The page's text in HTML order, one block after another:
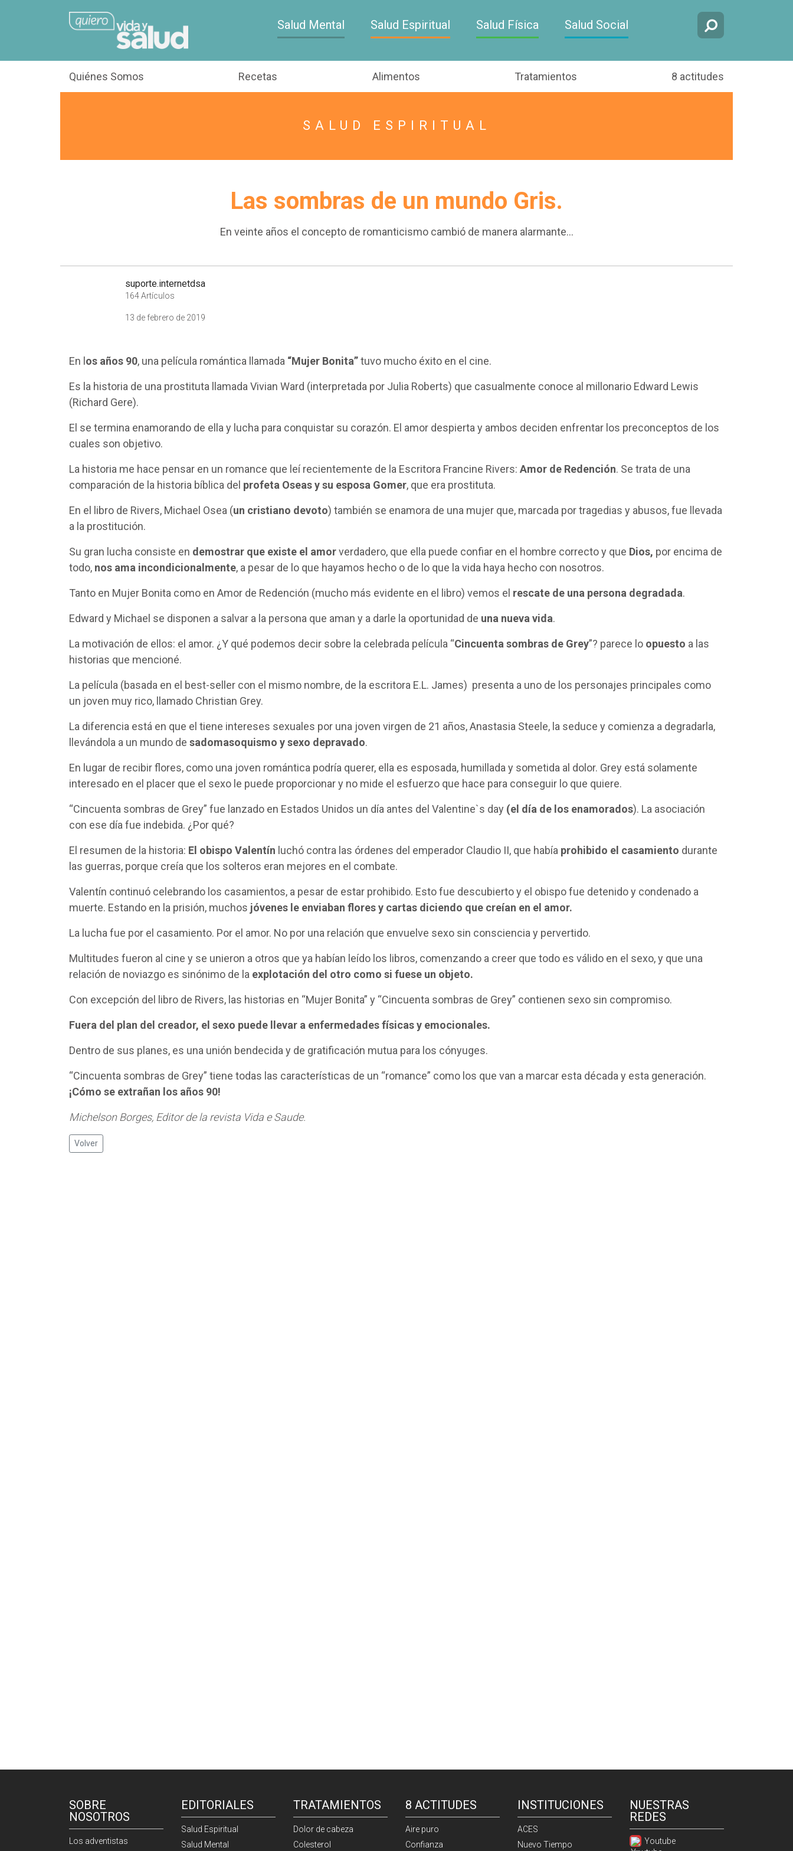
Salud Mental Salud Espiritual Salud Física Salud Social
Quiénes Somos Recetas Alimentos Tratamientos 8 actitudes
SALUD ESPIRITUAL
Las sombras de un mundo Gris.
En veinte años el concepto de romanticismo cambió de manera alarmante…
suporte.internetdsa
164 Artículos
13 de febrero de 2019
En los años 90, una película romántica llamada “Mujer Bonita”tuvo mucho éxito en el cine.
Es la historia de una prostituta llamada Vivian Ward (interpretada por Julia Roberts) que casualmente conoce al millonario Edward Lewis
(Richard Gere).
El se termina enamorando de ella y lucha para conquistar su corazón. El amor despierta y ambos deciden enfrentar los preconceptos de los
cuales son objetivo.
La historia me hace pensar en un romance que leí recientemente de la Escritora Francine Rivers: Amor de Redención. Se trata de una
comparación de la historia bíblica del profeta Oseas y su esposa Gomer, que era prostituta.
En el libro de Rivers, Michael Osea (un cristiano devoto) también se enamora de una mujer que, marcada por tragedias y abusos, fue llevada
a la prostitución.
Su gran lucha consiste en demostrar que existe el amorverdadero, que ella puede confiar en el hombre correcto y que Dios, por encima de
todo, nos ama incondicionalmente, a pesar de lo que hayamos hecho o de lo que la vida haya hecho con nosotros.
Tanto en Mujer Bonita como en Amor de Redención (mucho más evidente en el libro) vemos el rescate de una persona degradada.
Edward y Michael se disponen a salvar a la persona que aman y a darle la oportunidad de una nueva vida.
La motivación de ellos: el amor. ¿Y qué podemos decir sobre la celebrada película “Cincuenta sombras de Grey”? parece lo opuesto a las
historias que mencioné.
La película (basada en el best-seller con el mismo nombre, de la escritora E.L. James) presenta a uno de los personajes principales como
un joven muy rico, llamado Christian Grey.
La diferencia está en que el tiene intereses sexuales por una joven virgen de 21 años, Anastasia Steele, la seduce y comienza a degradarla,
llevándola a un mundo de sadomasoquismo y sexo depravado.
En lugar de recibir flores, como una joven romántica podría querer, ella es esposada, humillada y sometida al dolor. Grey está solamente
interesado en el placer que el sexo le puede proporcionar y no mide el esfuerzo que hace para conseguir lo que quiere.
“Cincuenta sombras de Grey” fue lanzado en Estados Unidos un día antes del Valentine`s day (el día de los enamorados). La asociación
con ese día fue indebida. ¿Por qué?
El resumen de la historia: El obispo Valentín luchó contra las órdenes del emperador Claudio II, que había prohibido el casamiento durante
las guerras, porque creía que los solteros eran mejores en el combate.
Valentín continuó celebrando los casamientos, a pesar de estar prohibido. Esto fue descubierto y el obispo fue detenido y condenado a
muerte. Estando en la prisión, muchos jóvenes le enviaban flores y cartas diciendo que creían en el amor.
La lucha fue por el casamiento. Por el amor. No por una relación que envuelve sexo sin consciencia y pervertido.
Multitudes fueron al cine y se unieron a otros que ya habían leído los libros, comenzando a creer que todo es válido en el sexo, y que una
relación de noviazgo es sinónimo de la explotación del otro como si fuese un objeto.
Con excepción del libro de Rivers, las historias en “Mujer Bonita” y “Cincuenta sombras de Grey” contienen sexo sin compromiso.
Fuera del plan del creador, el sexo puede llevar a enfermedades físicas y emocionales.
Dentro de sus planes, es una unión bendecida y de gratificación mutua para los cónyuges.
“Cincuenta sombras de Grey” tiene todas las características de un “romance” como los que van a marcar esta década y esta generación.
¡Cómo se extrañan los años 90!
Michelson Borges, Editor de la revista Vida e Saude.
Volver
SOBRE
NOSOTROS
Los adventistas
EDITORIALES
Salud Espiritual
Salud Mental
TRATAMIENTOS
Dolor de cabeza
Colesterol
8 ACTITUDES
Aire puro
Confianza
INSTITUCIONES
ACES
Nuevo Tiempo
NUESTRAS
REDES
Youtube